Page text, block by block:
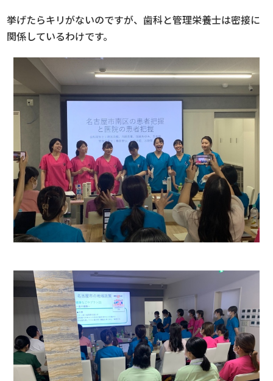
挙げたらキリがないのですが、歯科と管理栄養士は密接に
関係しているわけです。